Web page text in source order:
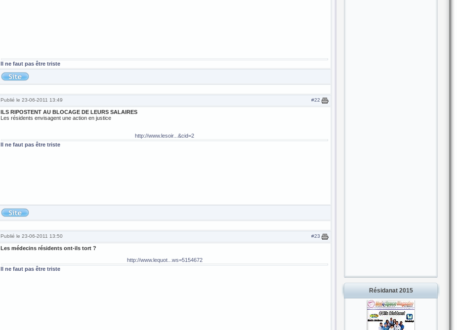
Il ne faut pas être triste
#22
Publié le 23-06-2011 13:49
ILS RIPOSTENT AU BLOCAGE DE LEURS SALAIRES
Les résidents envisagent une action en justice
http://www.lesoir...&cid=2
Il ne faut pas être triste
#23
Publié le 23-06-2011 13:50
Les médecins résidents ont-ils tort ?
http://www.lequot...ws=5154672
Il ne faut pas être triste
Résidanat 2015